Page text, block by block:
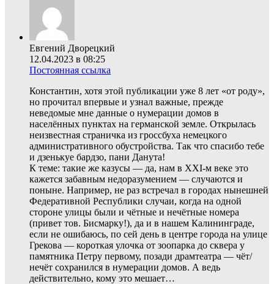
Евгений Дворецкий
12.04.2023 в 08:25
Постоянная ссылка
Константин, хотя этой публикации уже 8 лет «от роду»,
но прочитал впервые и узнал важные, прежде
неведомые мне данные о нумерации домов в
населённых пунктах на германской земле. Открылась
неизвестная страничка из гроссбуха немецкого
административного обустройства. Так что спасибо тебе
и дзенькуе бардзо, пани Данута!
К теме: такие же казусы — да, нам в XXI-м веке это
кажется забавным недоразумением — случаются и
поныне. Например, не раз встречал в городах нынешней
Федеративной Республики случаи, когда на одной
стороне улицы были и чётные и нечётные номера
(привет тов. Бисмарку!), да и в нашем Калининграде,
если не ошибаюсь, по сей день в центре города на улице
Грекова — короткая улочка от зоопарка до сквера у
памятника Петру первому, позади драмтеатра — чёт/
нечёт сохранился в нумерации домов. А ведь
действительно, кому это мешает…